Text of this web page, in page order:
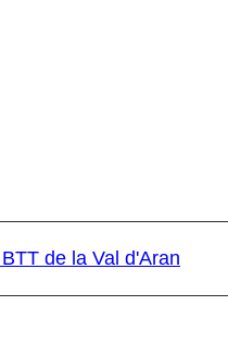
de la Val d'Aran